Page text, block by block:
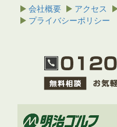
会社概要
アクセス
プライバシーポリシー